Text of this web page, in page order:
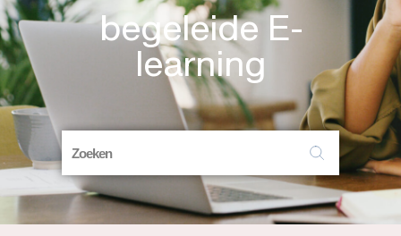
begeleide E-
learning